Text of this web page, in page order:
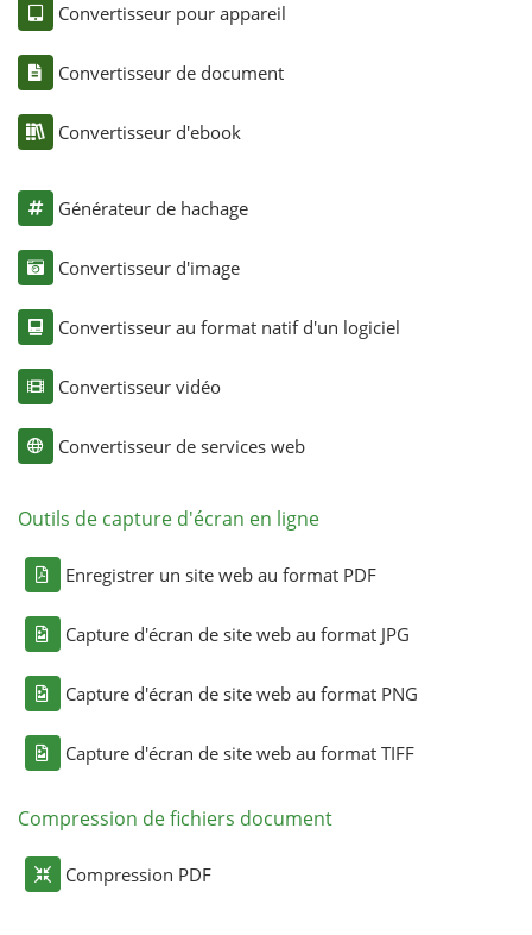
Convertisseur pour appareil
Convertisseur de document
Convertisseur d'ebook
Générateur de hachage
Convertisseur d'image
Convertisseur au format natif d'un logiciel
Convertisseur vidéo
Convertisseur de services web
Outils de capture d'écran en ligne
Enregistrer un site web au format PDF
Capture d'écran de site web au format JPG
Capture d'écran de site web au format PNG
Capture d'écran de site web au format TIFF
Compression de fichiers document
Compression PDF